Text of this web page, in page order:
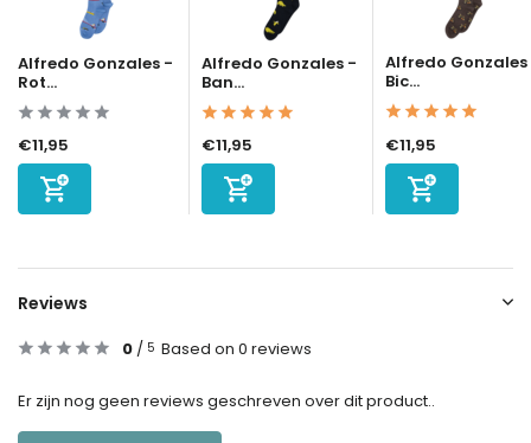
Alfredo Gonzales -
Rot...
€11,95
Alfredo Gonzales -
Ban...
€11,95
Alfredo
Bic...
€11,95
Reviews
0 / 5 Based on 0 reviews
Er zijn nog geen reviews geschreven over dit product..